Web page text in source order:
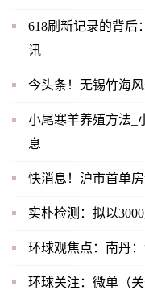
618刷新记录的背后
讯
今头条！无锡竹海
小尾寒羊养殖方法_
息
快消息！沪市首单
实朴检测：拟以
环球观焦点：南丹
环球关注：微单（